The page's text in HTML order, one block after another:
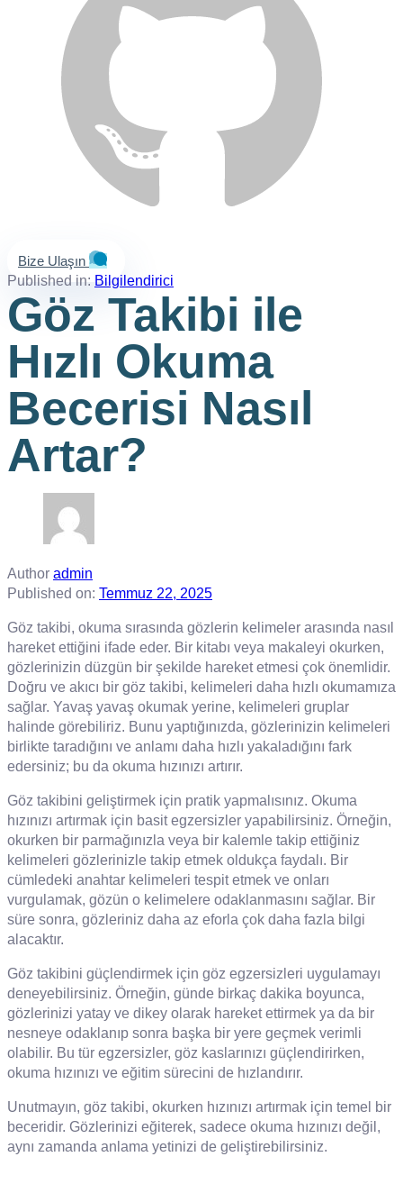
Bize Ulaşın
Published in: Bilgilendirici
Göz Takibi ile
Hızlı Okuma
Becerisi Nasıl
Artar?
Author admin
Published on: Temmuz 22, 2025
Göz takibi, okuma sırasında gözlerin kelimeler arasında nasıl
hareket ettiğini ifade eder. Bir kitabı veya makaleyi okurken,
gözlerinizin düzgün bir şekilde hareket etmesi çok önemlidir.
Doğru ve akıcı bir göz takibi, kelimeleri daha hızlı okumamıza
sağlar. Yavaş yavaş okumak yerine, kelimeleri gruplar
halinde görebiliriz. Bunu yaptığınızda, gözlerinizin kelimeleri
birlikte taradığını ve anlamı daha hızlı yakaladığını fark
edersiniz; bu da okuma hızınızı artırır.
Göz takibini geliştirmek için pratik yapmalısınız. Okuma
hızınızı artırmak için basit egzersizler yapabilirsiniz. Örneğin,
okurken bir parmağınızla veya bir kalemle takip ettiğiniz
kelimeleri gözlerinizle takip etmek oldukça faydalı. Bir
cümledeki anahtar kelimeleri tespit etmek ve onları
vurgulamak, gözün o kelimelere odaklanmasını sağlar. Bir
süre sonra, gözleriniz daha az eforla çok daha fazla bilgi
alacaktır.
Göz takibini güçlendirmek için göz egzersizleri uygulamayı
deneyebilirsiniz. Örneğin, günde birkaç dakika boyunca,
gözlerinizi yatay ve dikey olarak hareket ettirmek ya da bir
nesneye odaklanıp sonra başka bir yere geçmek verimli
olabilir. Bu tür egzersizler, göz kaslarınızı güçlendirirken,
okuma hızınızı ve eğitim sürecini de hızlandırır.
Unutmayın, göz takibi, okurken hızınızı artırmak için temel bir
beceridir. Gözlerinizi eğiterek, sadece okuma hızınızı değil,
aynı zamanda anlama yetinizi de geliştirebilirsiniz.